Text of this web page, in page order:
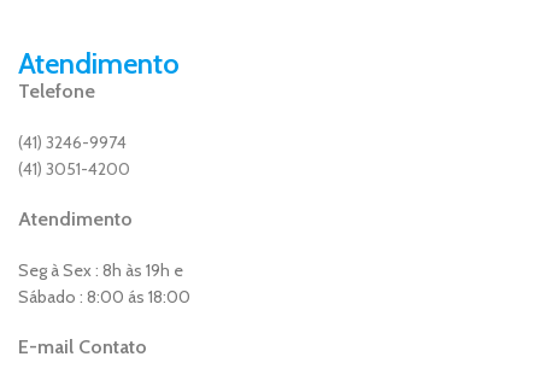
Atendimento
Telefone
(41) 3246-9974
(41) 3051-4200
Atendimento
Seg à Sex : 8h às 19h e
Sábado : 8:00 ás 18:00
E-mail Contato